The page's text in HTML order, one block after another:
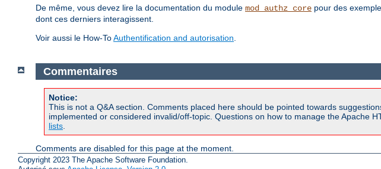
De même, vous devez lire la documentation du module mod_authz_core pour des
dont ces derniers interagissent.
Voir aussi le How-ToAuthentification and autorisation.
Commentaires
Notice:
This is not a Q&A section. Comments placed here should be pointed towards
implemented or considered invalid/off-topic. Questions on how to manage the Apache
lists.
Comments are disabled for this page at the moment.
Copyright 2023 The Apache Software Foundation.